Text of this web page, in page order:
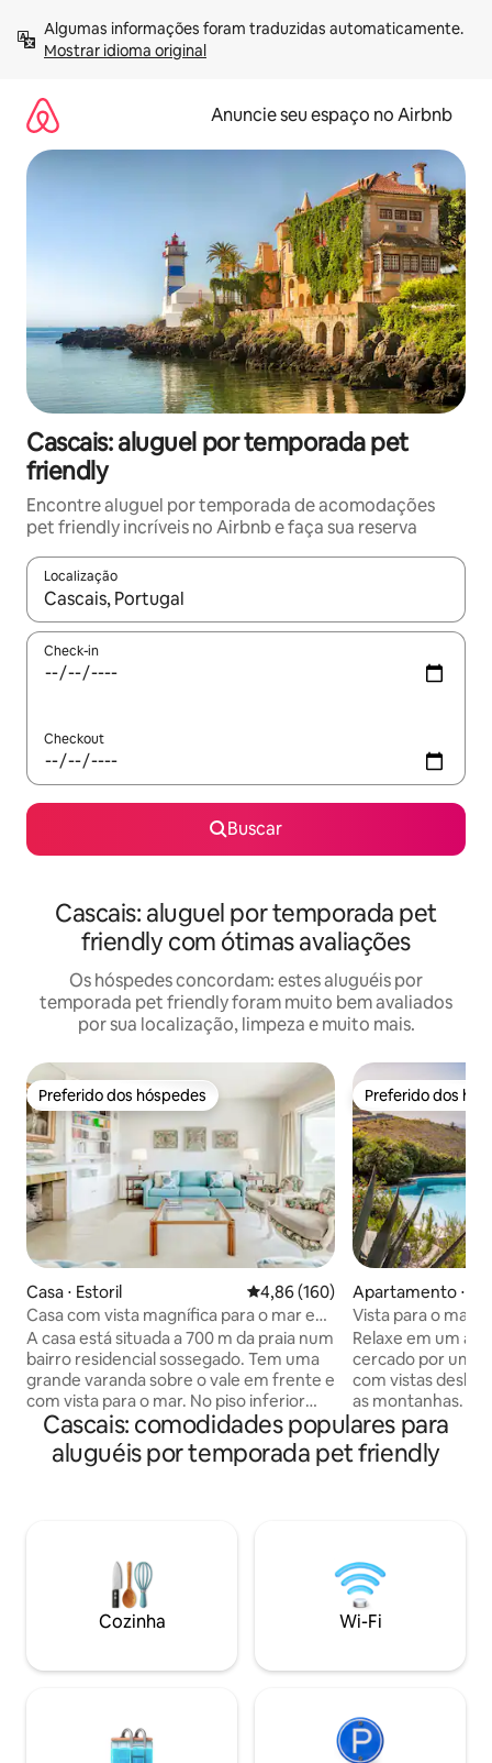
para
Mostrar idioma original
Anuncie seu espaço no Airbnb
Cascais: aluguel por temporada pet
friendly
Encontre aluguel por temporada de acomodações
pet friendly incríveis no Airbnb e faça sua reserva
Localização
Quando os resultados estiverem disponíveis, explore-os
Check-in
Checkout
Buscar
Cascais: aluguel por temporada pet
friendly com ótimas avaliações
Os hóspedes concordam: estes aluguéis por
temporada pet friendly foram muito bem avaliados
por sua localização, limpeza e muito mais.
Preferido dos hóspedes
Preferido dos hóspedes
Casa ⋅ Estoril 4,86 de uma avaliação média de
4,86 (160)
Casa com vista magnífica para o mar e
piscina aquecida
A casa está situada a 700 m da praia num
bairro residencial sossegado. Tem uma
grande varanda sobre o vale em frente e
com vista para o mar. No piso inferior
encontra-se a sala de estar com 40 m2
com lareira, um quarto com casa de
banho e uma cozinha. No piso superior
primeira. Os dois últimos quartos
dispõem de uma casa de banho comum.
O jardim é vedado A casa tem um abrigo
para um carro e há sempre lugares para
espaço é bom para famílias (com
numa colina verdejante e sossegada,
numa das zonas mais elegantes do
Preferido dos
Preferido dos
Apartamento ⋅
Vista para o mar
praia + natureza
Relaxe em um
cercado por uma
com vistas
as montanhas. Por que você vai adorar: -
Vista para o mar/
espaçosa
vegetação
Localizada perto
com trilhas
- A apenas 2
muito bem
rápido de 200
Cascais: comodidades populares para
aluguéis por temporada pet friendly
Cozinha Wi-Fi